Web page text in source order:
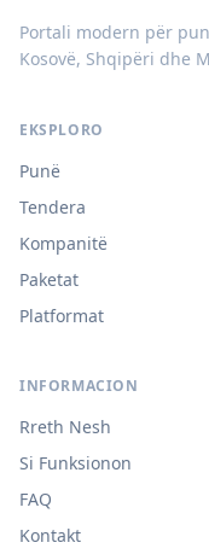
Portali modern për
Kosovë, Shqipëri dhe
EKSPLORO
Punë
Tendera
Kompanitë
Paketat
Platformat
INFORMACION
Rreth Nesh
Si Funksionon
FAQ
Kontakt